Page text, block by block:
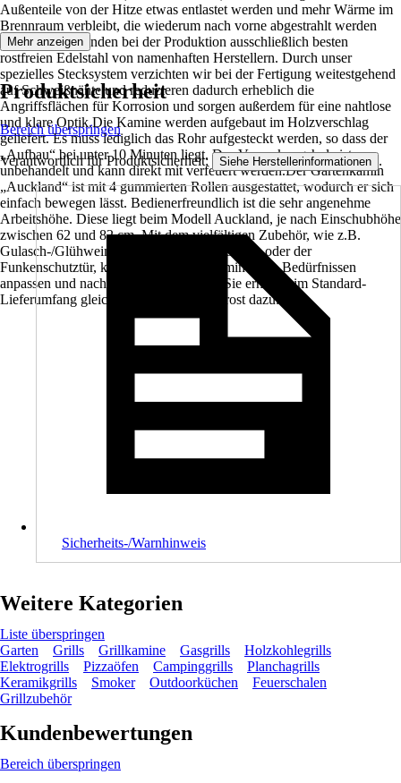
Außenteile von der Hitze etwas entlastet werden und mehr Wärme im
Brennraum verbleibt, die wiederum nach vorne abgestrahlt werden
kann.Wir verwenden bei der Produktion ausschließlich besten
rostfreien Edelstahl von namenhaften Herstellern. Durch unser
spezielles Stecksystem verzichten wir bei der Fertigung weitestgehend
auf Schweißnähte und reduzieren dadurch erheblich die
Angriffsflächen für Korrosion und sorgen außerdem für eine nahtlose
und klare Optik.Die Kamine werden aufgebaut im Holzverschlag
geliefert. Es muss lediglich das Rohr aufgesteckt werden, so dass der
„Aufbau“ bei unter 10 Minuten liegt. Das Verpackungsholz ist
unbehandelt und kann direkt mit verfeuert werden.Der Gartenkamin
„Auckland“ ist mit 4 gummierten Rollen ausgestattet, wodurch er sich
einfach bewegen lässt. Bedienerfreundlich ist die sehr angenehme
Arbeitshöhe. Diese liegt beim Modell Auckland, je nach Einschubhöhe
zwischen 62 und 82 cm. Mit dem vielfältigen Zubehör, wie z.B.
Gulasch-/Glühweintopf, der Fettauffangschale oder der
Funkenschutztür, können Sie diesen Kamin Ihren Bedürfnissen
anpassen und nach Belieben erweitern. Sie erhalten im Standard-
Lieferumfang gleich den Edelstahl-Grillrost dazu.
Mehr anzeigen
Produktsicherheit
Bereich überspringen
Verantwortlich für Produktsicherheit: Siehe Herstellerinformationen .
Sicherheits-/Warnhinweis
Weitere Kategorien
Liste überspringen
Garten
Grills Grillkamine Gasgrills
Holzkohlegrills
Elektrogrills
Pizzaöfen Campinggrills
Planchagrills
Keramikgrills
Smoker Outdoorküchen
Feuerschalen
Grillzubehör
Kundenbewertungen
Bereich überspringen